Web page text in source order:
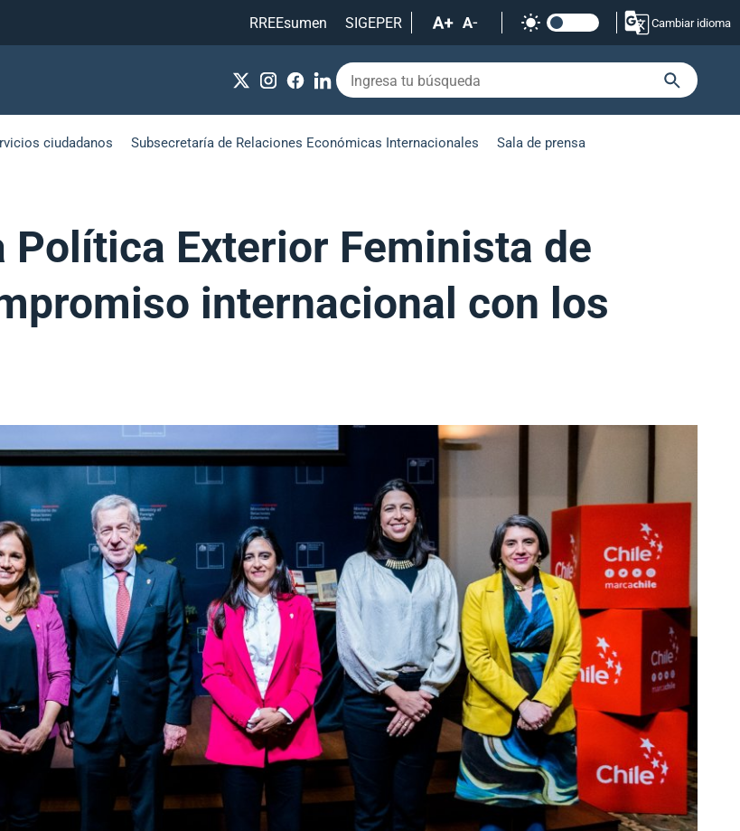
RREEsumen
SIGEPER Cambiar idioma
ciudadanos Subsecretaría de Relaciones Económicas Internacionales Sala de prensa
Exterior Feminista de
internacional con los